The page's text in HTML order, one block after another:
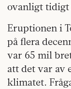
ovanligt tidigt
Eruptionen i
på flera
var 65 mil
att det var av
klimatet.